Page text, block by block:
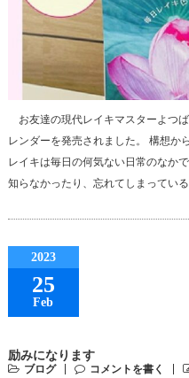
お友達の現代レイキマスターよつ
レンダーを発売されました。 構想か
レイキは毎日の何気ない日常のなか
知らなかったり、忘れてしまってい
2023
25
Feb
励みになります
ブログ コメントを書く